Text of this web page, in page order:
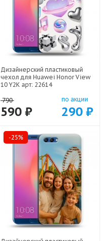
Дизайнерский пластиковый
чехол для Huawei Honor View
10 Y2K арт: 22614
790
590 ₽
по акции
290 ₽
-25%